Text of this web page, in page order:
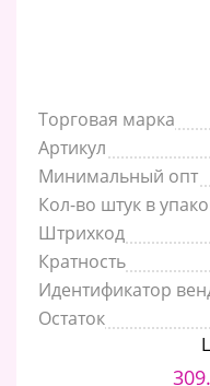
Торговая марка
Артикул
Минимальный опт
Кол-во штук в
Штрихкод
Кратность
Идентификатор
Остаток